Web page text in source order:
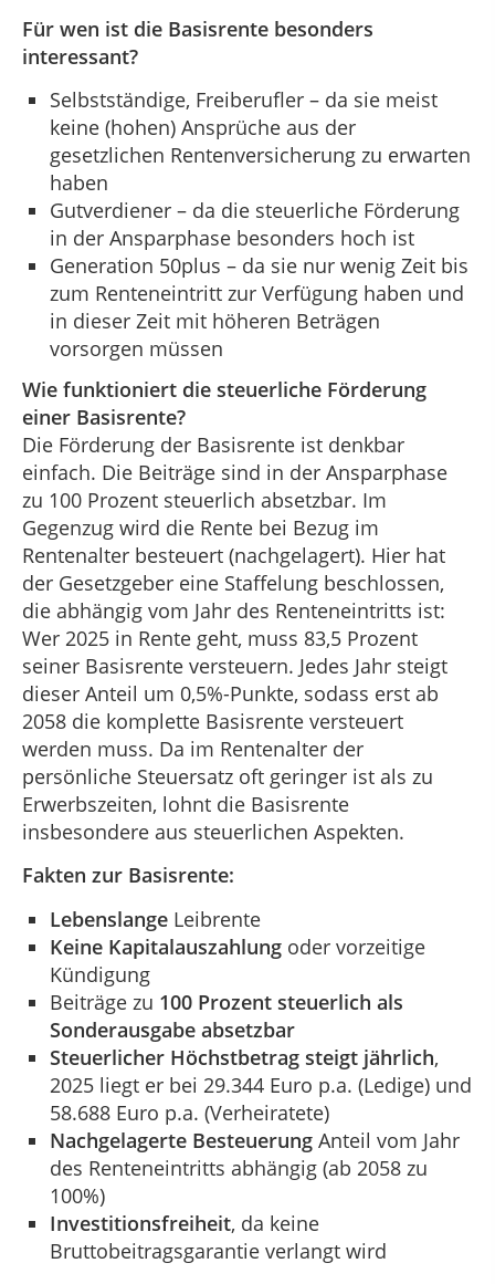
Für wen ist die Basisrente besonders
interessant?
Selbstständige, Freiberufler – da sie meist
keine (hohen) Ansprüche aus der
gesetzlichen Rentenversicherung zu erwarten
haben
Gutverdiener – da die steuerliche Förderung
in der Ansparphase besonders hoch ist
Generation 50plus – da sie nur wenig Zeit bis
zum Renteneintritt zur Verfügung haben und
in dieser Zeit mit höheren Beträgen
vorsorgen müssen
Wie funktioniert die steuerliche Förderung
einer Basisrente?
Die Förderung der Basisrente ist denkbar
einfach. Die Beiträge sind in der Ansparphase
zu 100 Prozent steuerlich absetzbar. Im
Gegenzug wird die Rente bei Bezug im
Rentenalter besteuert (nachgelagert). Hier hat
der Gesetzgeber eine Staffelung beschlossen,
die abhängig vom Jahr des Renteneintritts ist:
Wer 2025 in Rente geht, muss 83,5 Prozent
seiner Basisrente versteuern. Jedes Jahr steigt
dieser Anteil um 0,5%-Punkte, sodass erst ab
2058 die komplette Basisrente versteuert
werden muss. Da im Rentenalter der
persönliche Steuersatz oft geringer ist als zu
Erwerbszeiten, lohnt die Basisrente
insbesondere aus steuerlichen Aspekten.
Fakten zur Basisrente:
Lebenslange Leibrente
Keine Kapitalauszahlung oder vorzeitige
Kündigung
Beiträge zu 100 Prozent steuerlich als
Sonderausgabe absetzbar
Steuerlicher Höchstbetrag steigt jährlich,
2025 liegt er bei 29.344 Euro p.a. (Ledige) und
58.688 Euro p.a. (Verheiratete)
Nachgelagerte Besteuerung Anteil vom Jahr
des Renteneintritts abhängig (ab 2058 zu
100%)
Investitionsfreiheit, da keine
Bruttobeitragsgarantie verlangt wird